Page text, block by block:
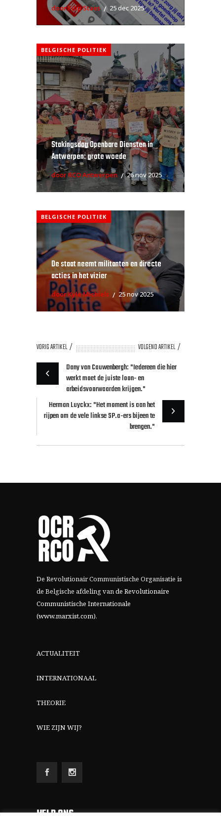
door Filip Staes 25 dec 2025
BELGISCHE POLITIEK
Stakingsdag Openbare Diensten in
Antwerpen: grote woede
door RCO Antwerpen 26 nov 2025
BELGISCHE POLITIEK
De staat neemt militanten en directe
acties in het vizier
door Kyle Michiels 25 nov 2025
VORIG ARTIKEL
VOLGEND ARTIKEL
Dany van Cauwenbergh: "Iedereen die hier
werkt moet de juiste loon- en
arbeidsvoorwaarden krijgen."
Herman Luyckx: "Het moment is aan het
rijpen om de vele linkse SP.a-ers bijeen te
brengen."
De Revolutionair Communistische Organisatie is
de Belgische afdeling vande Revolutionaire
Communistische Internationale
(www.marxist.com).
ACTUALITEIT
INTERNATIONAAL
THEORIE
WIE ZIJN WIJ?